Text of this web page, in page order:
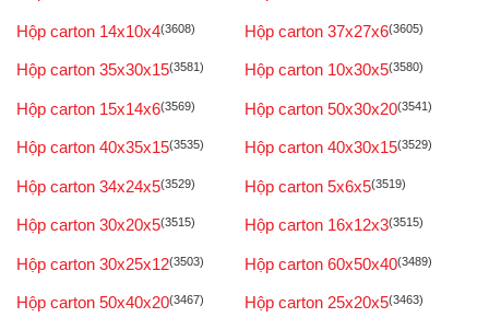
Hộp carton 14x10x4(3608) Hộp carton 37x27x6(3605)
Hộp carton 35x30x15(3581) Hộp carton 10x30x5(3580)
Hộp carton 15x14x6(3569) Hộp carton 50x30x20(3541)
Hộp carton 40x35x15(3535) Hộp carton 40x30x15(3529)
Hộp carton 34x24x5(3529) Hộp carton 5x6x5(3519)
Hộp carton 30x20x5(3515) Hộp carton 16x12x3(3515)
Hộp carton 30x25x12(3503) Hộp carton 60x50x40(3489)
Hộp carton 50x40x20(3467) Hộp carton 25x20x5(3463)